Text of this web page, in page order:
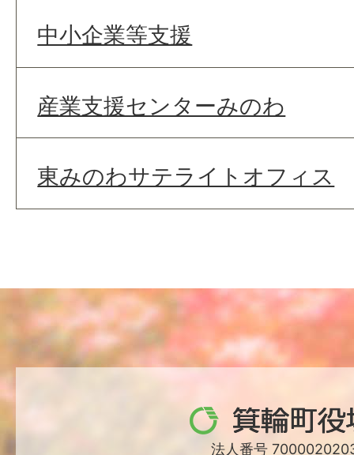
中小企業等支援
産業支援センターみのわ
東みのわサテライトオフィス
箕
法人番号